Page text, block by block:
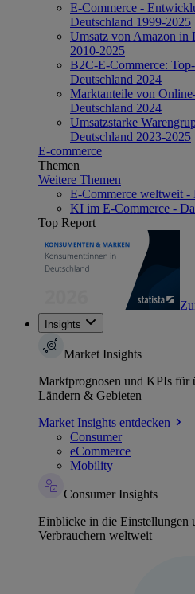
E-Commerce -
Deutschland 1999-2025
Umsatz von Amazon in
2010-2025
B2C-E-Commerce:
Deutschland 2024
Marktanteile von
Deutschland 2024
Umsatzstarke
Deutschland 2023-2025
E-commerce
Themen
Weitere Themen
E-Commerce weltweit -
KI im E-Commerce -
Top Report
Insights
Market Insights
Marktprognosen und KPIs für
Ländern & Gebieten
Market Insights entdecken
Consumer
eCommerce
Mobility
Consumer Insights
Einblicke in die Einstellungen
Verbrauchern weltweit